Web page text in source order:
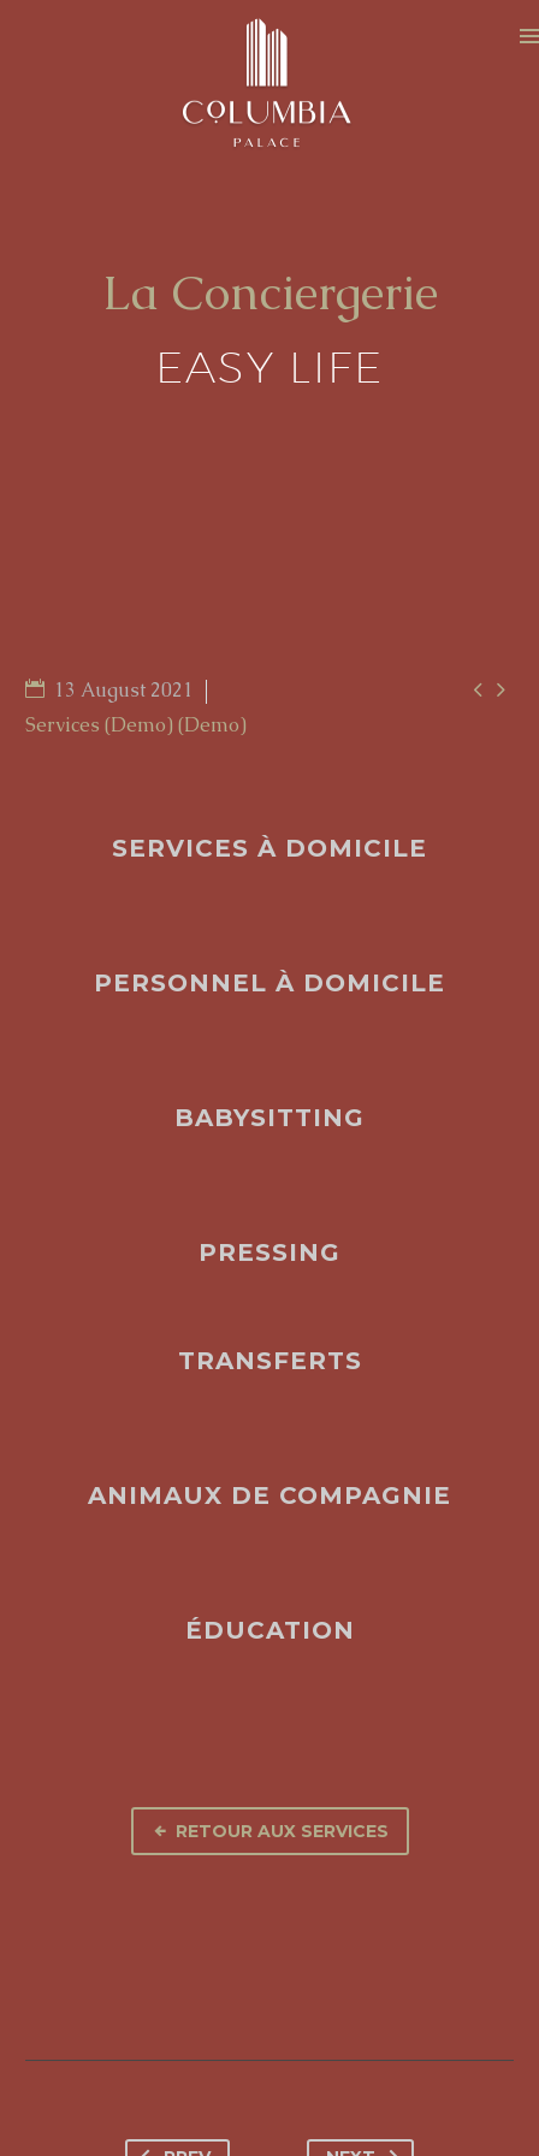
La Conciergerie
EASY LIFE
 
13 August 2021
Services (Demo) (Demo)
SERVICES À DOMICILE
PERSONNEL À DOMICILE
BABYSITTING
PRESSING
TRANSFERTS
ANIMAUX DE COMPAGNIE
ÉDUCATION
RETOUR AUX SERVICES